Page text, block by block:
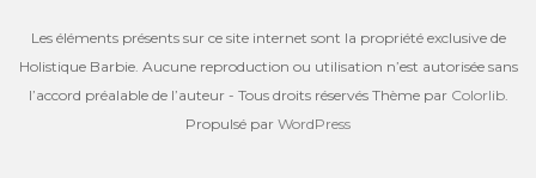
Les éléments présents sur ce site internet sont la propriété exclusive de
Holistique Barbie. Aucune reproduction ou utilisation n’est autorisée sans
l’accord préalable de l’auteur - Tous droits réservés Thème par Colorlib.
Propulsé par WordPress